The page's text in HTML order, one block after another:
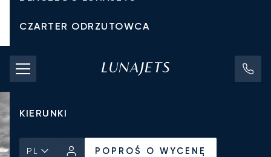
CZARTER ODRZUTOWCA
KOSZTY CZARTERU
PRYWATNE ODRZUTOWCE
KIERUNKI
PL POPROŚ O WYCENĘ